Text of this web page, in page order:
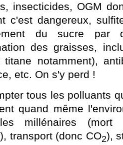
insecticides, OGM
c'est dangereux,
du sucre par
des graisses,
notamment),
etc. On s'y perd !
tous les polluants
quand même
millénaires (mort
transport (donc CO2),